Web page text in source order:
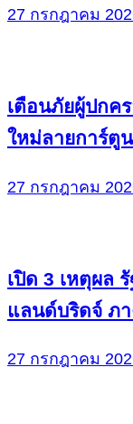
27 กรกฎาคม
เตือนภัยผู้ปกค
ใหม่ลายการ์ตู
27 กรกฎาคม
เปิด 3 เหตุผล
แลนด์บริดจ์ ภ
27 กรกฎาคม